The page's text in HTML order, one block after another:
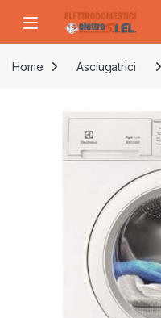
Home Asciugatrici